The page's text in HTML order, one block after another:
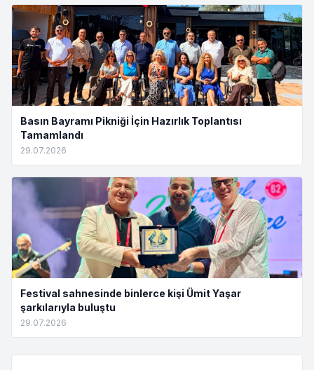
Basın Bayramı Pikniği İçin Hazırlık Toplantısı
Tamamlandı
29.07.2026
Festival sahnesinde binlerce kişi Ümit Yaşar
şarkılarıyla buluştu
29.07.2026